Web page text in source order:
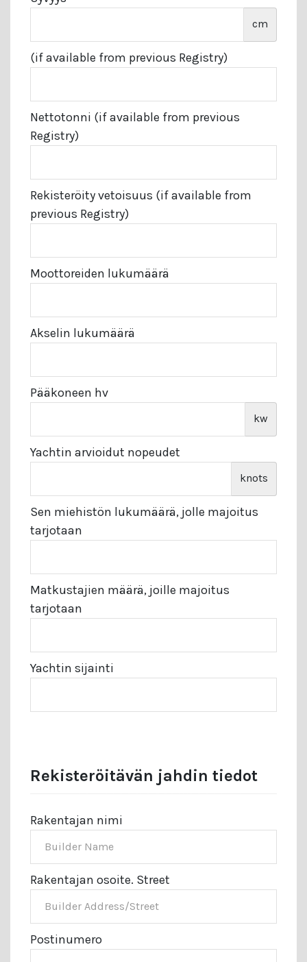
cm
(if available from previous Registry)
Nettotonni (if available from previous
Registry)
Rekisteröity vetoisuus (if available from
previous Registry)
Moottoreiden lukumäärä
Akselin lukumäärä
Pääkoneen hv
kw
Yachtin arvioidut nopeudet
knots
Sen miehistön lukumäärä, jolle majoitus
tarjotaan
Matkustajien määrä, joille majoitus
tarjotaan
Yachtin sijainti
Rekisteröitävän jahdin tiedot
Rakentajan nimi
Rakentajan osoite. Street
Postinumero